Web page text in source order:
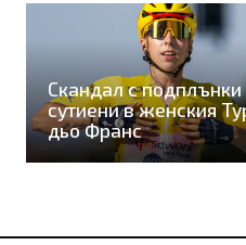
Скандал с подплънки
сутиени в женския
дьо Франс